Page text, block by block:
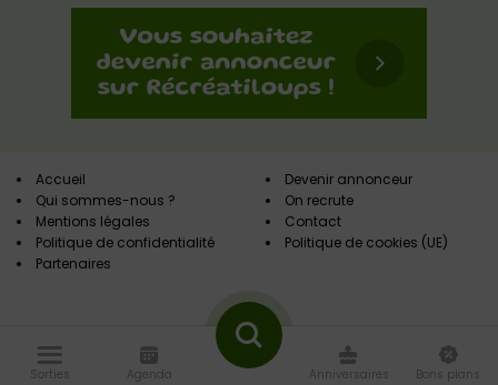
Sorties Agenda Anniversaires Bons plans
Accueil
Qui sommes-nous ?
Mentions légales
Politique de confidentialité
Partenaires
Devenir annonceur
On recrute
Contact
Politique de cookies (UE)